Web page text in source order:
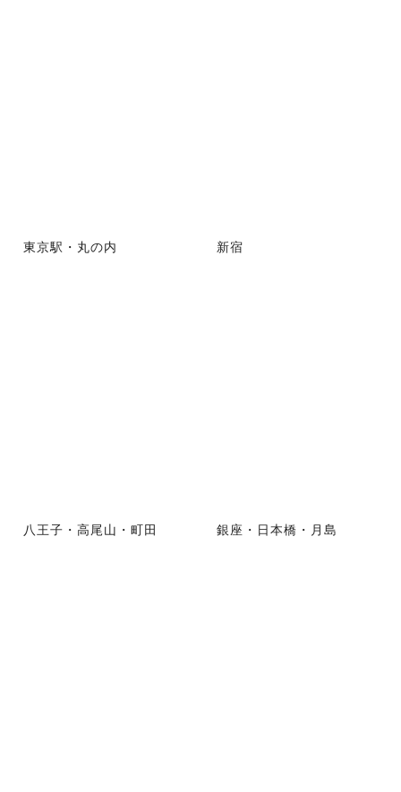
東京駅・丸の内 新宿
八王子・高尾山・町田 銀座・日本橋・月島